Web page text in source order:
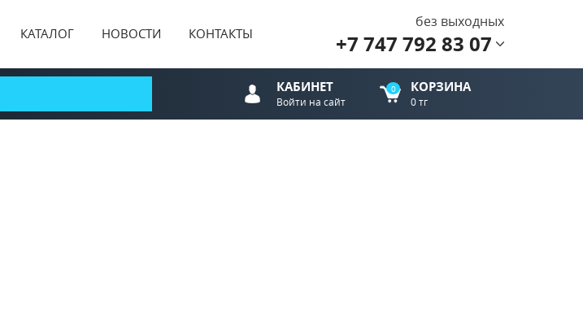
КАТАЛОГ НОВОСТИ КОНТАКТЫ
без выходных
+7 747 792 83 07
КАБИНЕТ
Войти на сайт
КОРЗИНА
0 тг
0